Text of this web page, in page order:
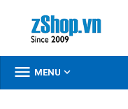
 MENU 